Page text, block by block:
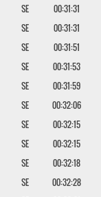
SE
00:31:31
SE
00:31:31
SE
00:31:51
SE
00:31:53
SE
00:31:59
SE
00:32:06
SE
00:32:15
SE
00:32:15
SE
00:32:18
SE
00:32:28